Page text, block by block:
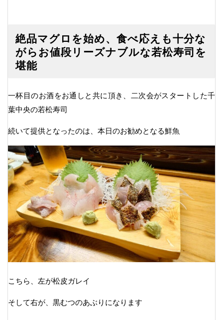
絶品マグロを始め、食べ応えも十分な
がらお値段リーズナブルな若松寿司を
堪能
一杯目のお酒をお通しと共に頂き、二次会がスタートした千
葉中央の若松寿司
続いて提供となったのは、本日のお勧めとなる鮮魚
こちら、左が松皮ガレイ
そして右が、黒むつのあぶりになります